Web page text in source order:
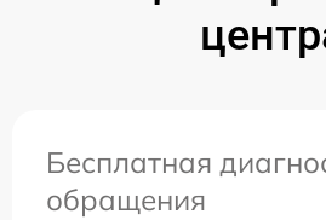
Бесплатная
обращения